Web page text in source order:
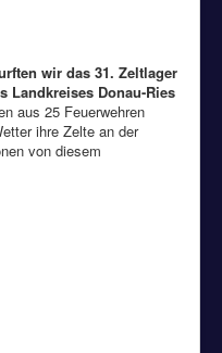
wir das 31. Zeltlager
Landkreises Donau-Ries
aus 25 Feuerwehren
ihre Zelte an der
von diesem